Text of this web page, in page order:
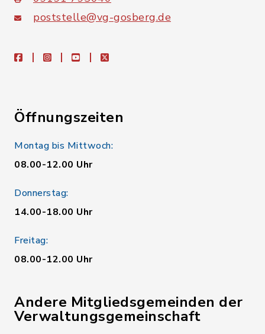
poststelle@vg-gosberg.de
facebookinstagramyoutubeX
Öffnungszeiten
Montag bis Mittwoch:
08.00-12.00 Uhr
Donnerstag:
14.00-18.00 Uhr
Freitag:
08.00-12.00 Uhr
Andere Mitgliedsgemeinden der
Verwaltungsgemeinschaft